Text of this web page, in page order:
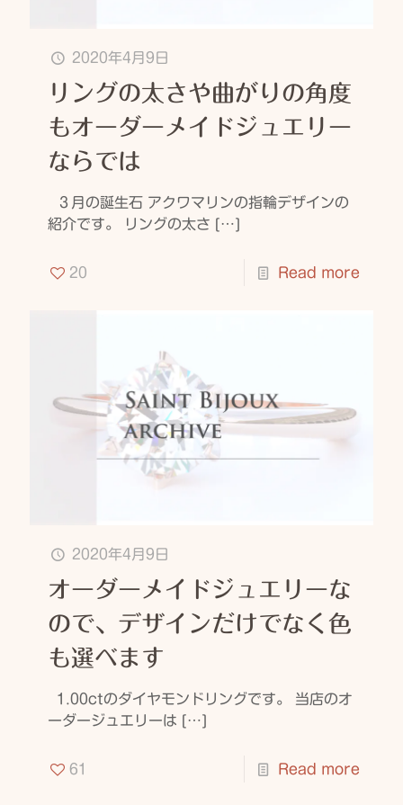
2020年4月9日
リングの太さや曲がりの角度
もオーダーメイドジュエリー
ならでは
３月の誕生石 アクワマリンの指輪デザインの
紹介です。 リングの太さ […]
20 Read more
2020年4月9日
オーダーメイドジュエリーな
ので、デザインだけでなく色
も選べます
1.00ctのダイヤモンドリングです。 当店のオ
ーダージュエリーは […]
61 Read more